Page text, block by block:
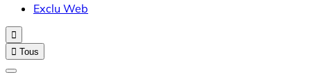
Exclu Web

 Tous